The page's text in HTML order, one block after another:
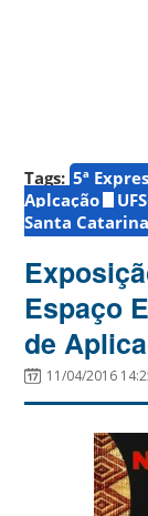
Tags: 5ª
Aplcação
Santa Catarina
Espaço
de
11/04/2016